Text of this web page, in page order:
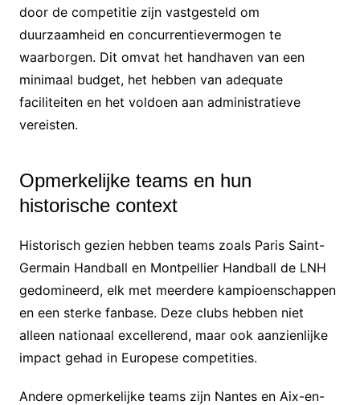
door de competitie zijn vastgesteld om
duurzaamheid en concurrentievermogen te
waarborgen. Dit omvat het handhaven van een
minimaal budget, het hebben van adequate
faciliteiten en het voldoen aan administratieve
vereisten.
Opmerkelijke teams en hun
historische context
Historisch gezien hebben teams zoals Paris Saint-
Germain Handball en Montpellier Handball de LNH
gedomineerd, elk met meerdere kampioenschappen
en een sterke fanbase. Deze clubs hebben niet
alleen nationaal excellerend, maar ook aanzienlijke
impact gehad in Europese competities.
Andere opmerkelijke teams zijn Nantes en Aix-en-